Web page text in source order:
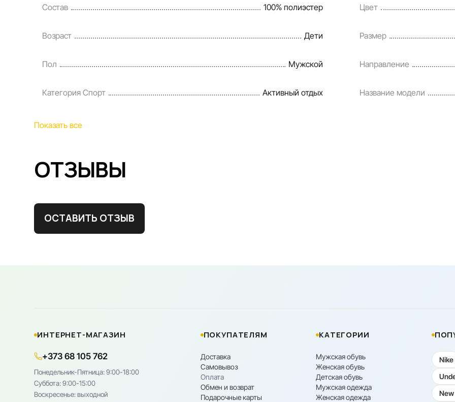
Состав 100% полиэстер Цвет
Возраст Дети Размер
Пол Мужской Направление
Категория Спорт Активный отдых Название модели
Показать все
ОТЗЫВЫ
ОСТАВИТЬ ОТЗЫВ
ИНТЕРНЕТ-МАГАЗИН
+373 68 105 762
Понедельник-Пятница: 9:00-18:00
Cуббота: 9:00-15:00
Воскресенье: выходной
ПОКУПАТЕЛЯМ
Доставка
Самовывоз
Оплата
Обмен и возврат
Подарочные карты
КАТЕГОРИИ
Мужская обувь
Женская обувь
Детская обувь
Мужская одежда
Женская одежда
Nike